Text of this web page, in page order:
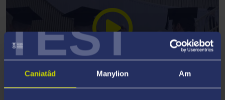
TEST
Caniatâd Manylion Am